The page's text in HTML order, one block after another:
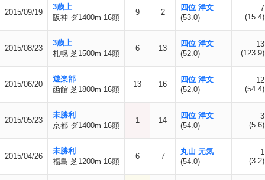
2015/09/19
3歳上
阪神 ダ1400m 16頭
9 2
四位 洋文
(53.0)
7
(15.4)
2015/08/23
3歳上
札幌 芝1500m 14頭
6 13
四位 洋文
(52.0)
13
(123.9)
2015/06/20
遊楽部
函館 芝1800m 16頭
13 16
四位 洋文
(52.0)
12
(54.4)
2015/05/23
未勝利
京都 ダ1400m 16頭
1 14
四位 洋文
(54.0)
3
(5.6)
2015/04/26
未勝利
福島 芝1200m 16頭
6 7
丸山 元気
(54.0)
1
(3.2)